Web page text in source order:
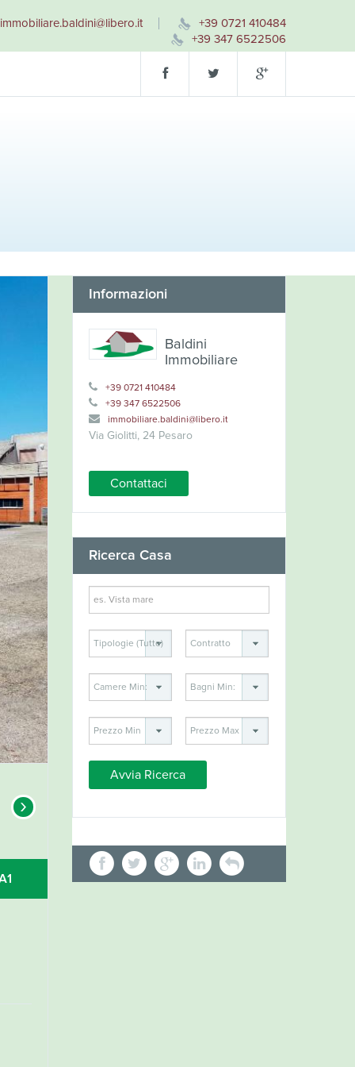
immobiliare.baldini@libero.it
+39 0721 410484
+39 347 6522506
›
Informazioni
Baldini
Immobiliare
+39 0721 410484
+39 347 6522506
immobiliare.baldini@libero.it
Via Giolitti, 24 Pesaro
Contattaci
Ricerca Casa